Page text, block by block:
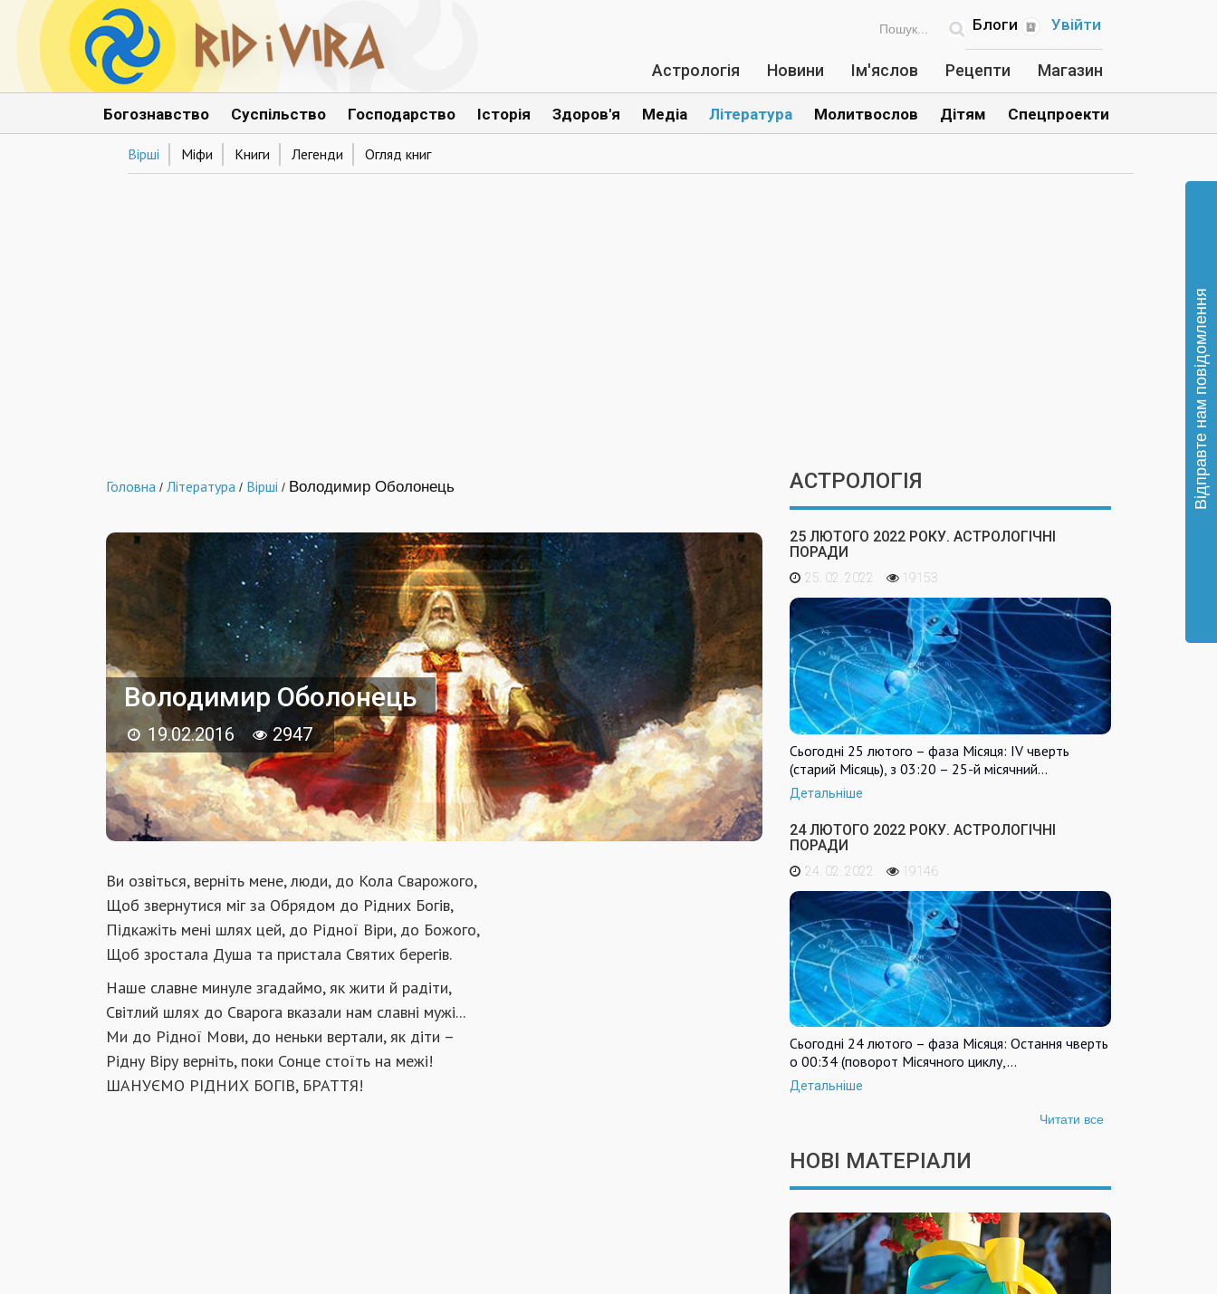
Увійти
Блоги
Астрологія Новини Ім'яслов Рецепти Магазин
Богознавство Суспільство Господарство Історія Здоров'я Медіа Література
Вірші Міфи Книги Легенди Огляд книг
Молитвослов Дітям Спецпроекти
Головна / Література / Вірші / Володимир Оболонець
Володимир Оболонець
19.02.2016 2947
Ви озвіться, верніть мене, люди, до Кола Сварожого,
Щоб звернутися міг за Обрядом до Рідних Богів,
Підкажіть мені шлях цей, до Рідної Віри, до Божого,
Щоб зростала Душа та пристала Святих берегів.
Наше славне минуле згадаймо, як жити й радіти,
Світлий шлях до Сварога вказали нам славні мужі...
Ми до Рідної Мови, до неньки вертали, як діти –
Рідну Віру верніть, поки Сонце стоїть на межі!
ШАНУЄМО РІДНИХ БОГІВ, БРАТТЯ!
АСТРОЛОГІЯ
25 ЛЮТОГО 2022 РОКУ. АСТРОЛОГІЧНІ
ПОРАДИ
25. 02. 2022 19153
Сьогодні 25 лютого – фаза Місяця: IV чверть
(старий Місяць), з 03:20 – 25-й місячний…
Детальніше
24 ЛЮТОГО 2022 РОКУ. АСТРОЛОГІЧНІ
ПОРАДИ
24. 02. 2022 19146
Сьогодні 24 лютого – фаза Місяця: Остання чверть
о 00:34 (поворот Місячного циклу,…
Детальніше
Читати все
НОВІ МАТЕРІАЛИ
Відправте нам повідомлення